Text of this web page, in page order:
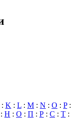
: K : L : M : N : O : P:
: Н : О : П : Р : С : Т :